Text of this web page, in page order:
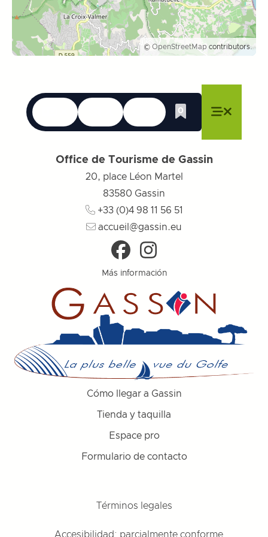
© OpenStreetMap contributors.
Idiomas
Cerrar menú
Accesibilidad
Cerrar menú
Buscar en
Cerrar menú
0
Whishlist
Office de Tourisme de Gassin
20, place Léon Martel
83580 Gassin
+33 (0)4 98 11 56 51
accueil@gassin.eu
Más información
Cómo llegar a Gassin
Tienda y taquilla
Espace pro
Formulario de contacto
Términos legales
Accesibilidad: parcialmente conforme